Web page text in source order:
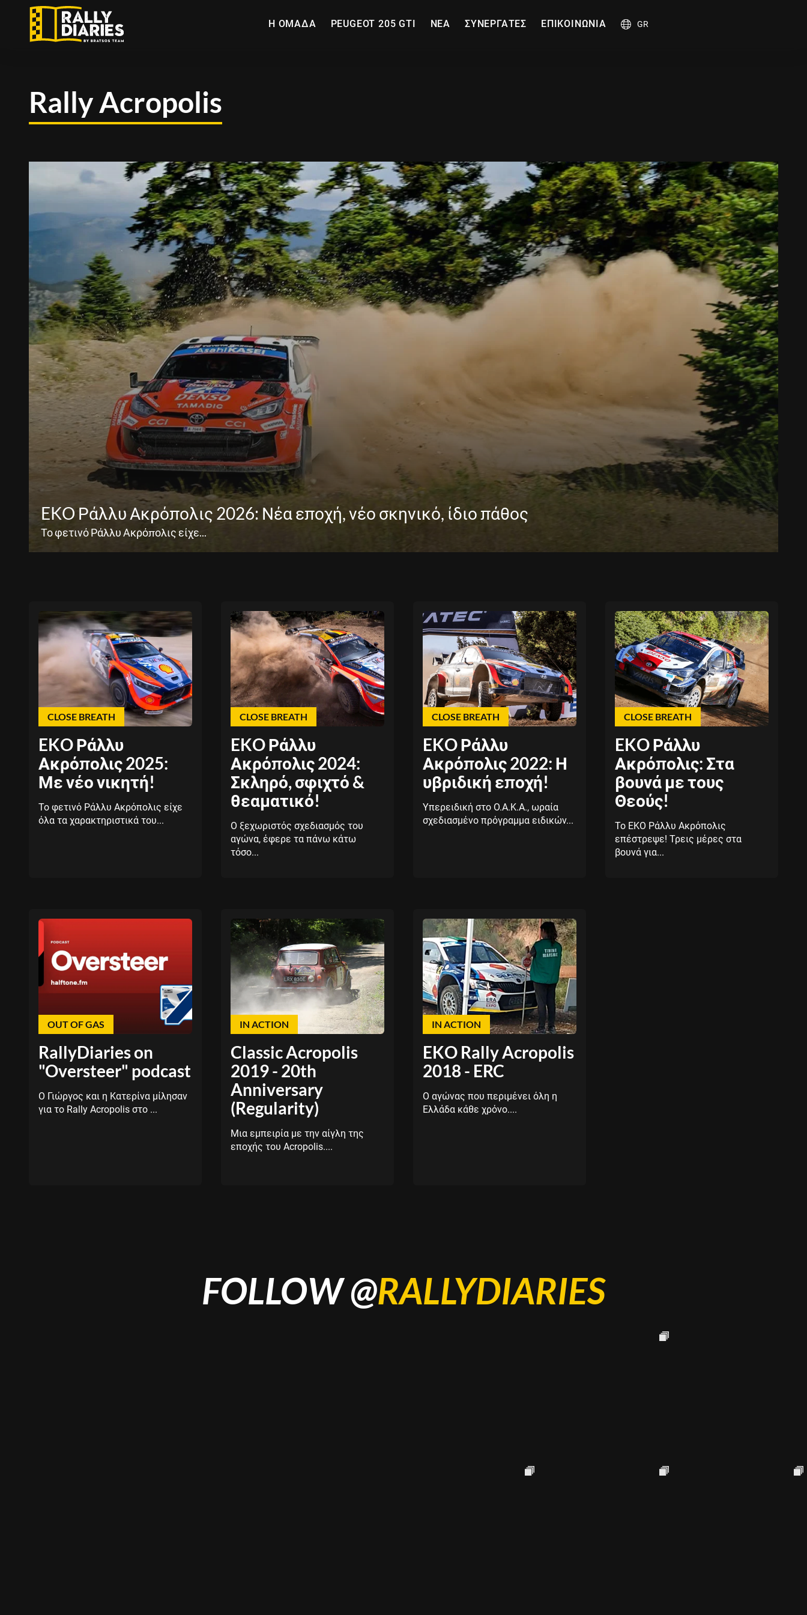
content
Η ΟΜΑΔΑ PEUGEOT 205 GTI ΝΕΑ ΣΥΝΕΡΓΑΤΕΣ ΕΠΙΚΟΙΝΩΝΙΑ GR
Rally Acropolis
EKO Ράλλυ Ακρόπολις 2026: Νέα εποχή, νέο σκηνικό, ίδιο πάθος
Το φετινό Ράλλυ Ακρόπολις είχε...
CLOSE BREATH
EKO Ράλλυ
Ακρόπολις 2025:
Με νέο νικητή!
Το φετινό Ράλλυ Ακρόπολις είχε
όλα τα χαρακτηριστικά του...
CLOSE BREATH
EKO Ράλλυ
Ακρόπολις 2024:
Σκληρό, σφιχτό &
θεαματικό!
Ο ξεχωριστός σχεδιασμός του
αγώνα, έφερε τα πάνω κάτω
τόσο...
CLOSE BREATH
EKO Ράλλυ
Ακρόπολις 2022: Η
υβριδική εποχή!
Υπερειδική στο Ο.Α.Κ.Α., ωραία
σχεδιασμένο πρόγραμμα ειδικών...
CLOSE BREATH
EKO Ράλλυ
Ακρόπολις: Στα
βουνά με τους
Θεούς!
Το EKO Ράλλυ Ακρόπολις
επέστρεψε! Τρεις μέρες στα
βουνά για...
OUT OF GAS
RallyDiaries on
"Oversteer" podcast
Ο Γιώργος και η Κατερίνα μίλησαν
για το Rally Acropolis στο ...
IN ACTION
Classic Acropolis
2019 - 20th
Anniversary
(Regularity)
Μια εμπειρία με την αίγλη της
εποχής του Acropolis....
IN ACTION
EKO Rally Acropolis
2018 - ERC
Ο αγώνας που περιμένει όλη η
Ελλάδα κάθε χρόνο....
FOLLOW @RALLYDIARIES